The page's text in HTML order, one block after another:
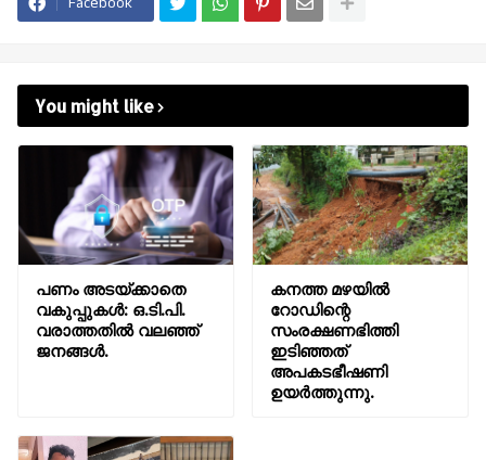
You might like
പണം അടയ്ക്കാതെ
വകുപ്പുകൾ: ഒ.ടി.പി.
വരാത്തതിൽ വലഞ്ഞ്
ജനങ്ങൾ.
കനത്ത മഴയിൽ
റോഡിന്റെ
സംരക്ഷണഭിത്തി
ഇടിഞ്ഞത്
അപകടഭീഷണി
ഉയർത്തുന്നു.